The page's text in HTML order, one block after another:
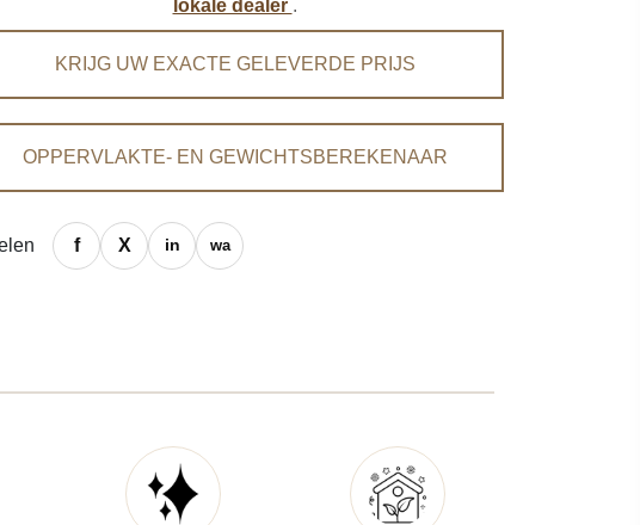
lokale dealer .
KRIJG UW EXACTE GELEVERDE PRIJS
OPPERVLAKTE- EN GEWICHTSBEREKENAAR